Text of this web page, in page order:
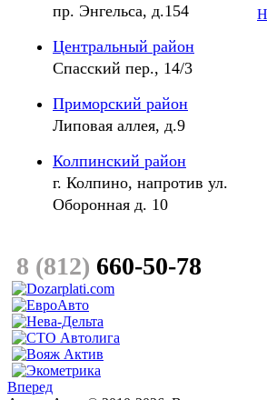
пр. Энгельса, д.154
Центральный район
Спасский пер., 14/3
Приморский район
Липовая аллея, д.9
Колпинский район
г. Колпино, напротив ул.
Оборонная д. 10
8 (812) 660-50-78
Вперед